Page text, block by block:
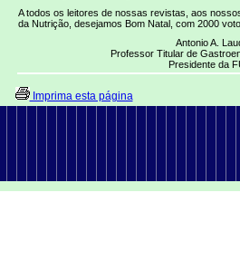
A todos os leitores de nossas revistas, aos
da Nutrição, desejamos Bom Natal, com 2000
Antonio A.
Professor Titular de
Presidente da
Imprima esta página